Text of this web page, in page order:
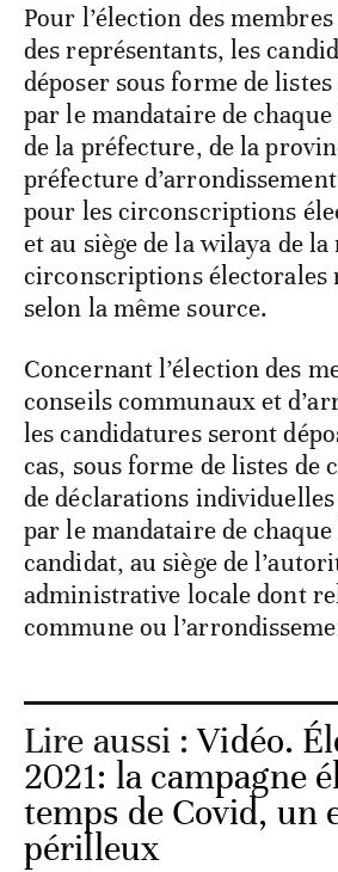
Pour l’élection des
des représentants, les
déposer sous forme de
par le mandataire de
de la préfecture, de la
préfecture
pour les circonscriptions
et au siège de la wilaya de
circonscriptions électorales
selon la même source.
Concernant l’élection des
conseils communaux et
les candidatures seront
cas, sous forme de listes de
de déclarations
par le mandataire de
candidat, au siège de
administrative locale dont
commune ou
Lire aussi :Vidéo.
2021: la campagne
temps de Covid, un
périlleux